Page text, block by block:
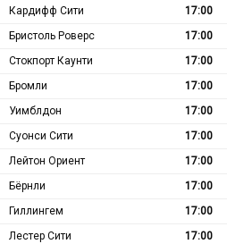
Кардифф Сити
17:00
Бристоль Роверс
17:00
Стокпорт Каунти
17:00
Бромли
17:00
Уимблдон
17:00
Суонси Сити
17:00
Лейтон Ориент
17:00
Бёрнли
17:00
Гиллингем
17:00
Лестер Сити
17:00